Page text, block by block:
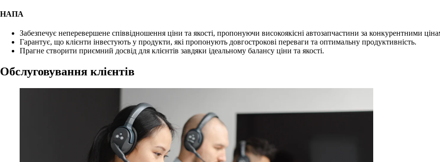
НАПА
Забезпечує неперевершене співвідношення ціни та якості, пропонуючи високоякісні автозапчастини за конкурентними
Гарантує, що клієнти інвестують у продукти, які пропонують довгострокові переваги та оптимальну продуктивність.
Прагне створити приємний досвід для клієнтів завдяки ідеальному балансу ціни та якості.
Обслуговування клієнтів